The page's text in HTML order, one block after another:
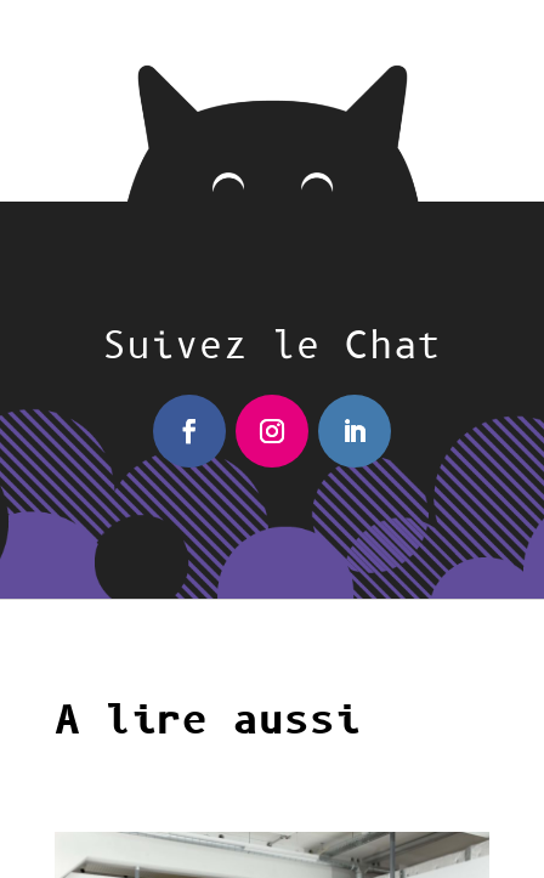
Suivez le Chat
A lire aussi